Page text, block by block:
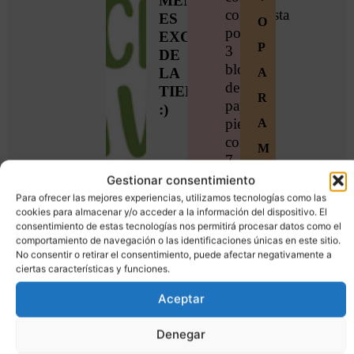
Gestionar consentimiento
Para ofrecer las mejores experiencias, utilizamos tecnologías como las
cookies para almacenar y/o acceder a la información del dispositivo. El
consentimiento de estas tecnologías nos permitirá procesar datos como el
comportamiento de navegación o las identificaciones únicas en este sitio.
No consentir o retirar el consentimiento, puede afectar negativamente a
ciertas características y funciones.
Aceptar
Denegar
ES
EXCLUSIVO
DE
LA
TIENDA
:)
compuesta
por
3
bloques
de
paper
piercing
con
7
elementos de
temática
primavera,
jardinería,
naturaleza…
bichitos,
y
O
P
A
R
A
M
E
M
B